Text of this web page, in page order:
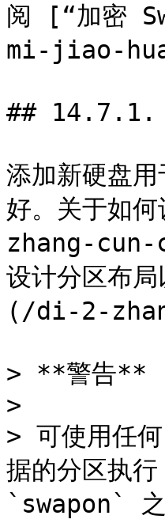
阅 [“加密
mi-jiao-
## 14.7.1.
添加新硬盘
好。关于如
zhang-
设计分区布
(/di-2-
> **警告**
>
> 可使用任
据的分区执
`swapon` 之